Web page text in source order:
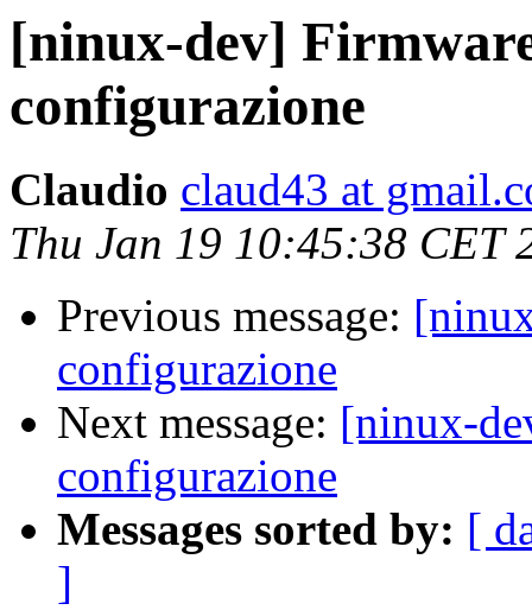
[ninux-dev]
configurazione
Claudio claud43 at
Thu Jan 19 10:45:38 CET
Previous message:
configurazione
Next message: [ninux-
configurazione
Messages sorted by: [
]